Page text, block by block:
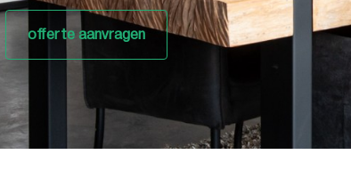
offerte aanvragen